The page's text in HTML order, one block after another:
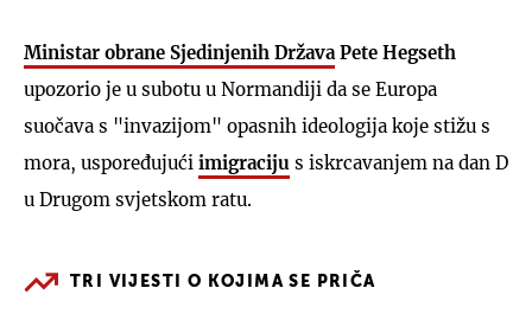
Ministar obrane Sjedinjenih Država Pete Hegseth
upozorio je u subotu u Normandiji da se Europa
suočava s "invazijom" opasnih ideologija koje stižu s
mora, uspoređujući imigraciju s iskrcavanjem na dan D
u Drugom svjetskom ratu.
TRI VIJESTI O KOJIMA SE PRIČA